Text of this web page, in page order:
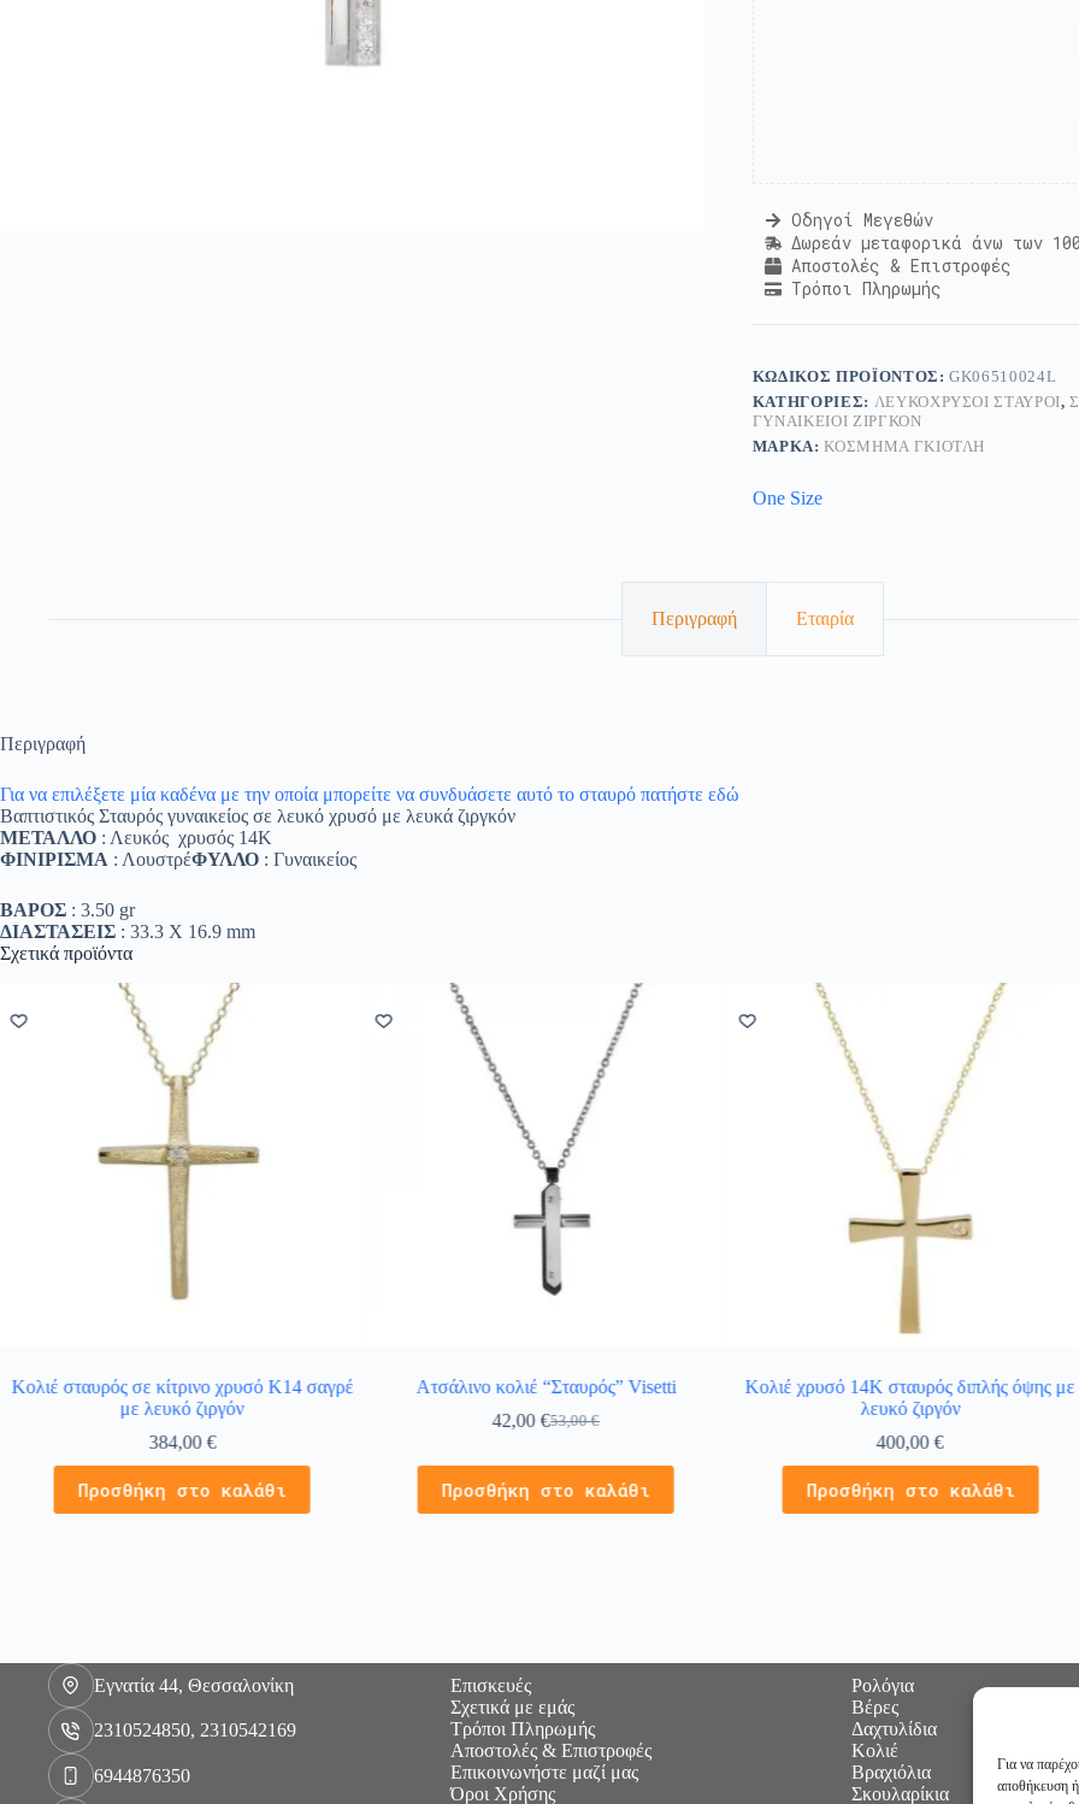
Για να
αποθήκευση
Οδηγοί Μεγεθών
Δωρεάν μεταφορικά άνω των
Αποστολές & Επιστροφές
Τρόποι Πληρωμής
ΚΩΔΙΚΌΣ ΠΡΟΪΌΝΤΟΣ:GK06510024L
ΚΑΤΗΓΟΡΊΕΣ: ΛΕΥΚΌΧΡΥΣΟΙ ΣΤΑΥΡΟΊ,
ΓΥΝΑΙΚΕΊΟΙ ΖΙΡΓΚΌΝ
ΜΆΡΚΑ:ΚΟΣΜΗΜΑ ΓΚΙΟΤΛΗ
One Size
Περιγραφή Εταιρία
Περιγραφή
Για να επιλέξετε μία καδένα με την οποία μπορείτε να συνδυάσετε αυτό το σταυρό πατήστε εδώ
Βαπτιστικός Σταυρός γυναικείος σε λευκό χρυσό με λευκά ζιργκόν
ΜΕΤΑΛΛΟ : Λευκός χρυσός 14K
ΦΙΝΙΡΙΣΜΑ : ΛουστρέΦΥΛΛΟ : Γυναικείος
ΒΑΡΟΣ : 3.50 gr
ΔΙΑΣΤΑΣΕΙΣ : 33.3 Χ 16.9 mm
Σχετικά προϊόντα
Κολιέ σταυρός σε κίτρινο χρυσό Κ14 σαγρέ
με λευκό ζιργόν
384,00€
Προσθήκη στο καλάθι
Ατσάλινο κολιέ “Σταυρός” Visetti
53,00€
42,00€
Προσθήκη στο καλάθι
Κολιέ χρυσό 14Κ σταυρός διπλής όψης με
λευκό ζιργόν
400,00€
Προσθήκη στο καλάθι
Εγνατία 44, Θεσσαλονίκη
2310524850, 2310542169
6944876350
Επισκευές
Σχετικά με εμάς
Τρόποι Πληρωμής
Αποστολές & Επιστροφές
Επικοινωνήστε μαζί μας
Όροι Χρήσης
Ρολόγια
Βέρες
Δαχτυλίδια
Κολιέ
Βραχιόλια
Σκουλαρίκια